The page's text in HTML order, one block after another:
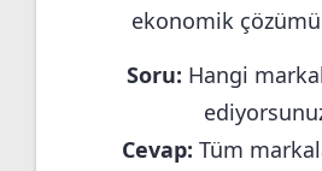
ekonomik
Soru: Hangi
Cevap: Tüm